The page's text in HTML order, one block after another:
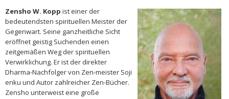
Zensho W. Kopp ist einer der
bedeutendsten spirituellen Meister der
Gegenwart. Seine ganzheitliche Sicht
eröffnet geistig Suchenden einen
zeitgemäßen Weg der spirituellen
Verwirklichung. Er ist der direkter
Dharma-Nachfolger von Zen-meister Soji
enku und Autor zahlreicher Zen-Bücher.
Zensho unterweist eine große